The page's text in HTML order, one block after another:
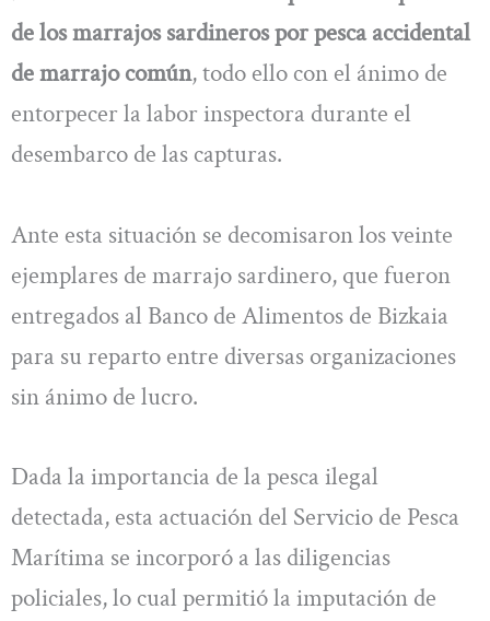
de los marrajos sardineros por pesca accidental
de marrajo común, todo ello con el ánimo de
entorpecer la labor inspectora durante el
desembarco de las capturas.
Ante esta situación se decomisaron los veinte
ejemplares de marrajo sardinero, que fueron
entregados al Banco de Alimentos de Bizkaia
para su reparto entre diversas organizaciones
sin ánimo de lucro.
Dada la importancia de la pesca ilegal
detectada, esta actuación del Servicio de Pesca
Marítima se incorporó a las diligencias
policiales, lo cual permitió la imputación de